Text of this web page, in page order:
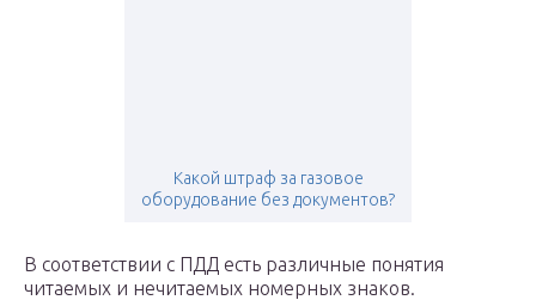
Какой штраф за газовое
оборудование без документов?
В соответствии с ПДД есть различные понятия
читаемых и нечитаемых номерных знаков.